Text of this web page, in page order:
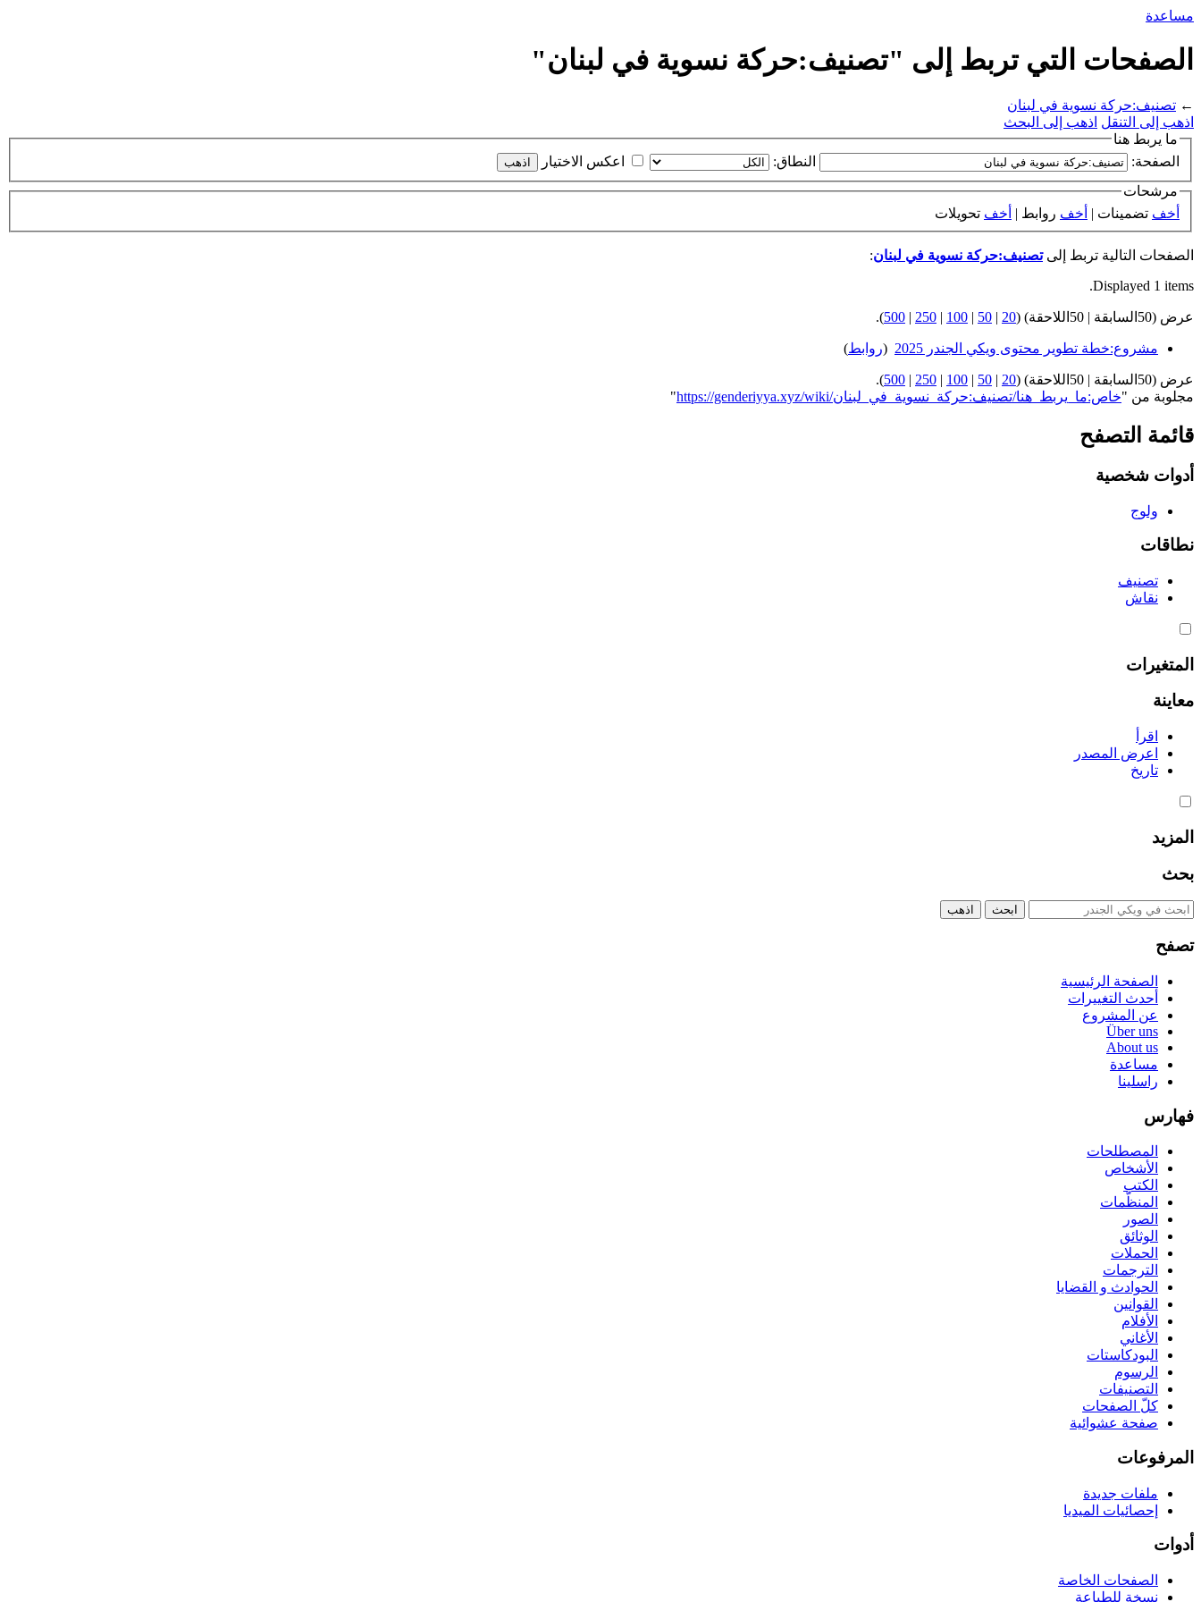
مساعدة
الصفحات التي تربط إلى "تصنيف:حركة نسوية في لبنان"
← تصنيف:حركة نسوية في لبنان
اذهب إلى التنقل اذهب إلى البحث
ما يربط هنا
الصفحة:
النطاق:
اعكس الاختيار
مرشحات
أخف تضمينات | أخف روابط | أخف تحويلات
الصفحات التالية تربط إلىتصنيف:حركة نسوية في لبنان:
Displayed 1 items.
عرض (50السابقة | 50اللاحقة) ( 20
|
50
|
100
|
250
|
500
).
مشروع:خطة تطوير محتوى ويكي الجندر 2025 (روابط)
عرض (50السابقة | 50اللاحقة) ( 20
|
50
|
100
|
250
|
500
).
مجلوبة من "https://genderiyya.xyz/wiki/خاص:ما_يربط_هنا/تصنيف:حركة_نسوية_في_لبنان "
قائمة التصفح
أدوات شخصية
ولوج
نطاقات
تصنيف
نقاش
المتغيرات
معاينة
اقرأ
اعرض المصدر
تاريخ
المزيد
بحث
تصفح
الصفحة الرئيسية
أحدث التغييرات
عن المشروع
Über uns
About us
مساعدة
راسلينا
فهارس
المصطلحات
الأشخاص
الكتب
المنظّمات
الصور
الوثائق
الحملات
الترجمات
الحوادث و القضايا
القوانين
الأفلام
الأغاني
البودكاستات
الرسوم
التصنيفات
كلّ الصفحات
صفحة عشوائية
المرفوعات
ملفات جديدة
إحصائيات الميديا
أدوات
الصفحات الخاصة
نسخة للطباعة